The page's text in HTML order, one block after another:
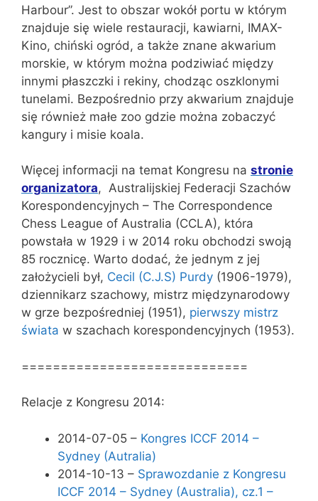
Harbour”. Jest to obszar wokół portu w którym
znajduje się wiele restauracji, kawiarni, IMAX-
Kino, chiński ogród, a także znane akwarium
morskie, w którym można podziwiać między
innymi płaszczki i rekiny, chodząc oszklonymi
tunelami. Bezpośrednio przy akwarium znajduje
się również małe zoo gdzie można zobaczyć
kangury i misie koala.
Więcej informacji na temat Kongresu na stronie
organizatora, Australijskiej Federacji Szachów
Korespondencyjnych – The Correspondence
Chess League of Australia (CCLA), która
powstała w 1929 i w 2014 roku obchodzi swoją
85 rocznicę. Warto dodać, że jednym z jej
założycieli był, Cecil (C.J.S) Purdy (1906-1979),
dziennikarz szachowy, mistrz międzynarodowy
w grze bezpośredniej (1951), pierwszy mistrz
świata w szachach korespondencyjnych (1953).
=============================
Relacje z Kongresu 2014:
2014-07-05 – Kongres ICCF 2014 –
Sydney (Autralia)
2014-10-13 – Sprawozdanie z Kongresu
ICCF 2014 – Sydney (Australia), cz.1 –